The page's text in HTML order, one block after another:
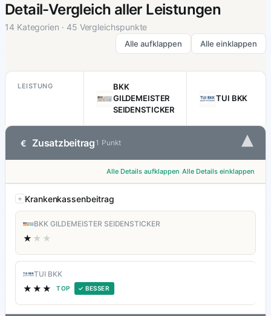
Detail-Vergleich aller Leistungen
14 Kategorien · 45 Vergleichspunkte
Alle aufklappen Alle einklappen
LEISTUNG
BKK
GILDEMEISTER
SEIDENSTICKER
TUI BKK
€ Zusatzbeitrag 1 Punkt ▾
Alle Details aufklappen Alle Details einklappen
Krankenkassenbeitrag
BKK GILDEMEISTER SEIDENSTICKER
★ ★★
TUI BKK
★★★ TOP ✓ BESSER